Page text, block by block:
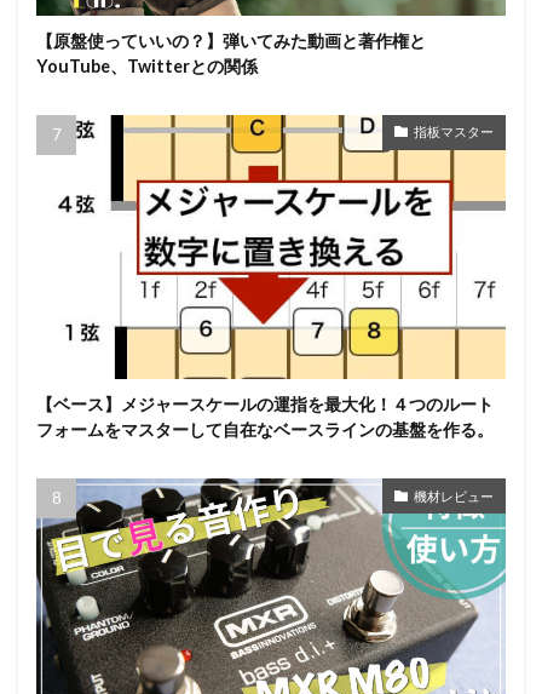
【原盤使っていいの？】弾いてみた動画と著作権と
YouTube、Twitterとの関係
指板マスター
【ベース】メジャースケールの運指を最大化！４つのルート
フォームをマスターして自在なベースラインの基盤を作る。
機材レビュー